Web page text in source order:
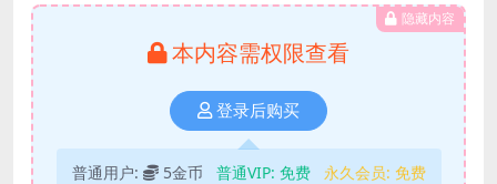
隐藏内容
本内容需权限查看
登录后购买
普通用户: 5金币 普通VIP: 免费 永久会员: 免费